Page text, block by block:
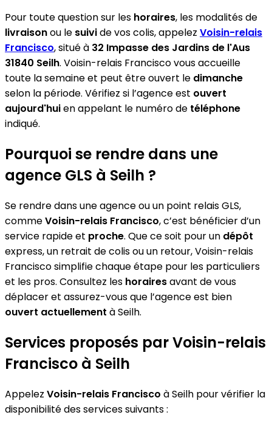
Pour toute question sur les horaires, les modalités de
livraisonou le suivide vos colis, appelez Voisin-relais
Francisco, situé à 32 Impasse des Jardins de l'Aus
31840 Seilh. Voisin-relais Francisco vous accueille
toute la semaine et peut être ouvert le dimanche
selon la période. Vérifiez si l’agence est ouvert
aujourd'huien appelant le numéro de téléphone
indiqué.
Pourquoi se rendre dans une
agence GLS à Seilh ?
Se rendre dans une agence ou un point relais GLS,
commeVoisin-relais Francisco, c’est bénéficier d’un
service rapide et proche. Que ce soit pour un dépôt
express, un retrait de colis ou un retour, Voisin-relais
Francisco simplifie chaque étape pour les particuliers
et les pros. Consultez les horairesavant de vous
déplacer et assurez-vous que l’agence est bien
ouvert actuellement à Seilh.
Services proposés par Voisin-relais
Francisco à Seilh
Appelez Voisin-relais Francisco à Seilh pour vérifier la
disponibilité des services suivants :